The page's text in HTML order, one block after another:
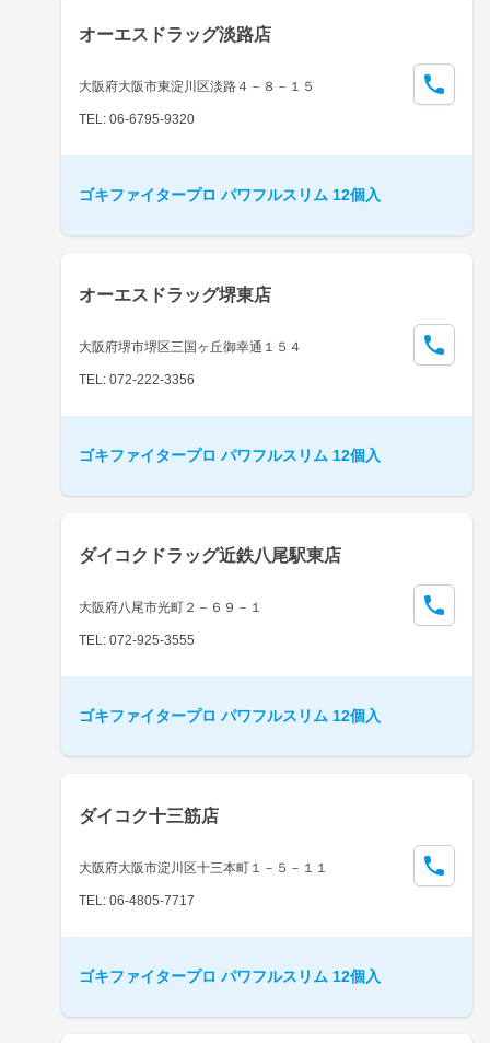
オーエスドラッグ淡路店
大阪府大阪市東淀川区淡路４－８－１５
TEL: 06-6795-9320
ゴキファイタープロ パワフルスリム 12個入
オーエスドラッグ堺東店
大阪府堺市堺区三国ヶ丘御幸通１５４
TEL: 072-222-3356
ゴキファイタープロ パワフルスリム 12個入
ダイコクドラッグ近鉄八尾駅東店
大阪府八尾市光町２－６９－１
TEL: 072-925-3555
ゴキファイタープロ パワフルスリム 12個入
ダイコク十三筋店
大阪府大阪市淀川区十三本町１－５－１１
TEL: 06-4805-7717
ゴキファイタープロ パワフルスリム 12個入